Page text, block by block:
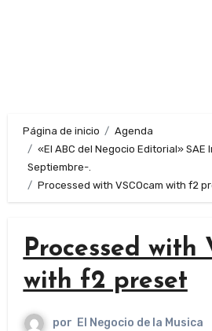
Página de inicio
Agenda
«El ABC del Negocio Editorial»
Septiembre-.
Processed with VSCOcam with f2
Processed with
with f2 preset
por El Negocio de la Musica